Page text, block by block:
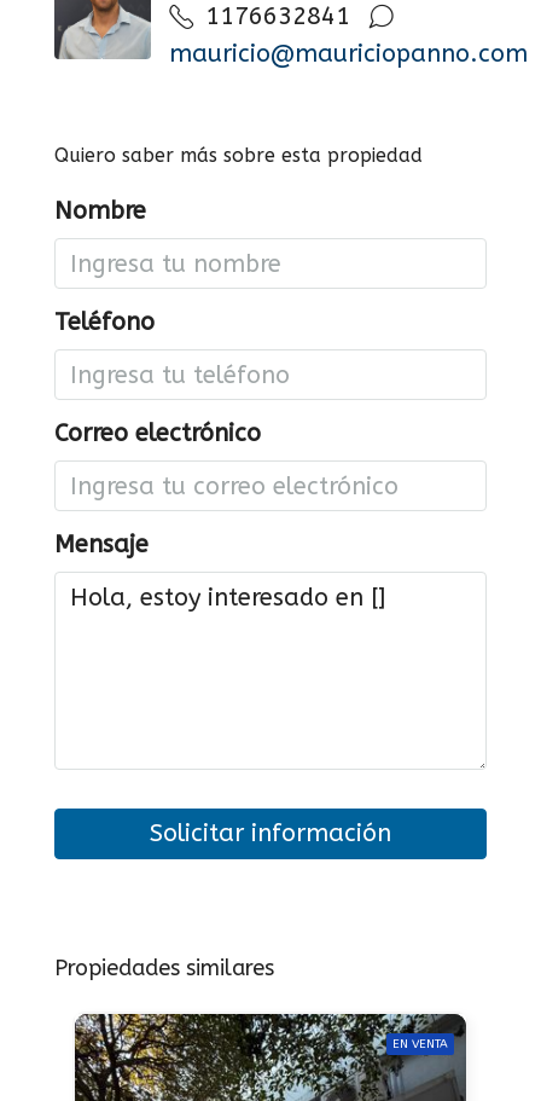
1176632841
mauricio@mauriciopanno.com
Quiero saber más sobre esta propiedad
Nombre
Teléfono
Correo electrónico
Mensaje
Solicitar información
Propiedades similares
EN VENTA